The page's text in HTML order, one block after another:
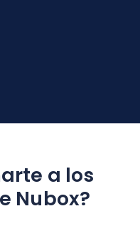
a los
Nubox?